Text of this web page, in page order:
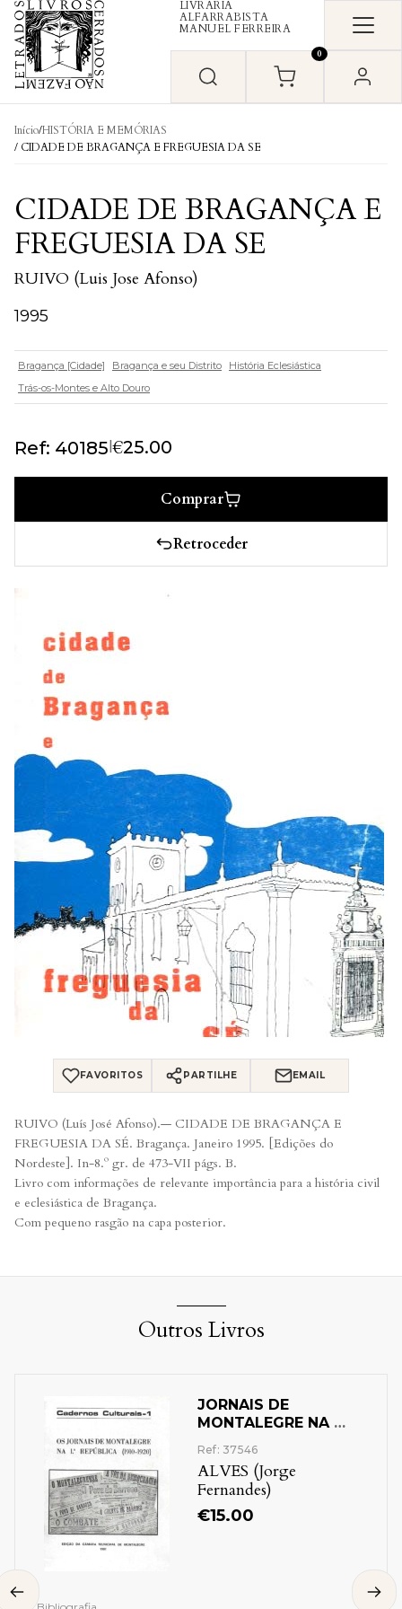
Skip to content
LIVRARIA
ALFARRABISTA
MANUEL FERREIRA
0
Início/HISTÓRIA E MEMÓRIAS
/ CIDADE DE BRAGANÇA E FREGUESIA DA SE
CIDADE DE BRAGANÇA E
FREGUESIA DA SE
RUIVO (Luis Jose Afonso)
1995
Bragança [Cidade] Bragança e seu Distrito
História Eclesiástica
Trás-os-Montes e Alto Douro
Ref: 40185|€25.00
Comprar
Retroceder
FAVORITOS PARTILHE EMAIL
RUIVO (Luís José Afonso).— CIDADE DE BRAGANÇA E
FREGUESIA DA SÉ. Bragança. Janeiro 1995. [Edições do
Nordeste]. In-8.º gr. de 473-VII págs. B.
Livro com informações de relevante importância para a história civil
e eclesiástica de Bragança.
Com pequeno rasgão na capa posterior.
Outros Livros
JORNAIS DE
MONTALEGRE NA 1
REPUBLICA (1910-
1920)
Ref: 37546
ALVES (Jorge
Fernandes)
€15.00